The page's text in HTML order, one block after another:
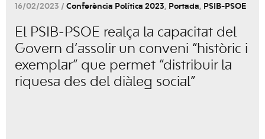
16/02/2023 / Conferència Política 2023, Portada, PSIB-PSOE
El PSIB-PSOE realça la capacitat del
Govern d’assolir un conveni “històric i
exemplar” que permet “distribuir la
riquesa des del diàleg social”